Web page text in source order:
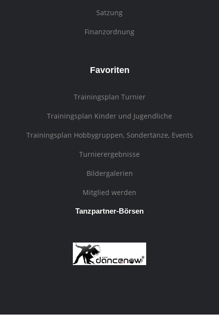
Satzung
Finanzordnung
Favoriten
Trainingsplan Turnier
Trainingsplan Kinder und Jugendliche
Trainingsplan Hobbygruppen, Sondertänze, Events
Turnierergebnisse
Bildergalerien
Mitglied werden
Tanzpartner-Börsen